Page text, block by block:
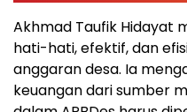
Akhmad Taufik Hidayat
hati-hati, efektif, dan
anggaran desa. Ia
keuangan dari sumber